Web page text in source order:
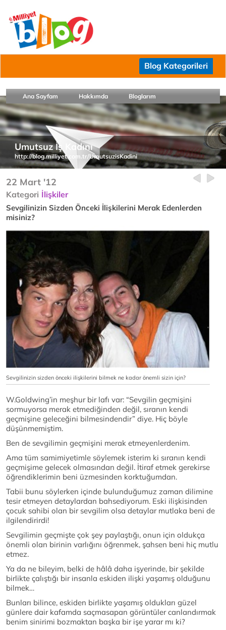
Blog Kategorileri
Ana Sayfam Hakkımda Bloglarım
Umutsuz İş Kadını
http://blog.milliyet.com.tr/UmutsuzisKadini
22 Mart '12
Kategori İlişkiler
Sevgilinizin Sizden Önceki İlişkilerini Merak Edenlerden
misiniz?
Sevgilinizin sizden önceki ilişkilerini bilmek ne kadar önemli sizin için?
W.Goldwing’in meşhur bir lafı var: “Sevgilin geçmişini
sormuyorsa merak etmediğinden değil, sıranın kendi
geçmişine geleceğini bilmesindendir” diye. Hiç böyle
düşünmemiştim.
Ben de sevgilimin geçmişini merak etmeyenlerdenim.
Ama tüm samimiyetimle söylemek isterim ki sıranın kendi
geçmişime gelecek olmasından değil. İtiraf etmek gerekirse
öğrendiklerimin beni üzmesinden korktuğumdan.
Tabii bunu söylerken içinde bulunduğumuz zaman dilimine
tesir etmeyen detaylardan bahsediyorum. Eski ilişkisinden
çocuk sahibi olan bir sevgilim olsa detaylar mutlaka beni de
ilgilendirirdi!
Sevgilimin geçmişte çok şey paylaştığı, onun için oldukça
önemli olan birinin varlığını öğrenmek, şahsen beni hiç mutlu
etmez.
Ya da ne bileyim, belki de hâlâ daha işyerinde, bir şekilde
birlikte çalıştığı bir insanla eskiden ilişki yaşamış olduğunu
bilmek…
Bunları bilince, eskiden birlikte yaşamış oldukları güzel
günlere dair kafamda saçmasapan görüntüler canlandırmak
benim sinirimi bozmaktan başka bir işe yarar mı ki?